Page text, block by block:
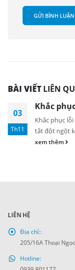
BÀI VIẾT LIÊN
03
Th11
Khắc
Khắc phục
tắt đột ngột
xem thêm
LIÊN HỆ
Địa chỉ::
205/16A Thoại
Hotline: